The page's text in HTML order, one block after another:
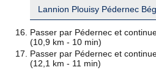
Lannion Plouisy Pédernec
Passer par Pédernec et
(10,9 km - 10 min)
Passer par Pédernec et
(12,1 km - 11 min)